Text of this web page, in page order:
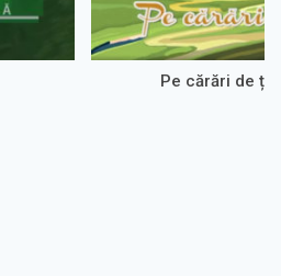
Pe cărări de